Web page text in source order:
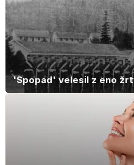
'Spopad' velesil z eno